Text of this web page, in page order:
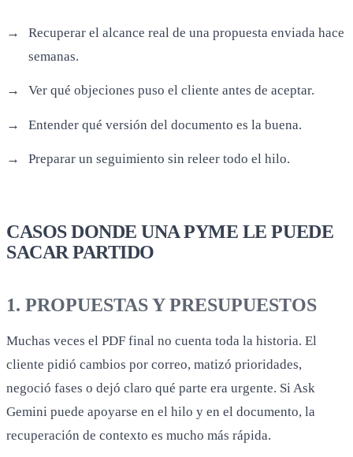
Recuperar el alcance real de una propuesta enviada hace
semanas.
Ver qué objeciones puso el cliente antes de aceptar.
Entender qué versión del documento es la buena.
Preparar un seguimiento sin releer todo el hilo.
CASOS DONDE UNA PYME LE PUEDE
SACAR PARTIDO
1. PROPUESTAS Y PRESUPUESTOS
Muchas veces el PDF final no cuenta toda la historia. El
cliente pidió cambios por correo, matizó prioridades,
negoció fases o dejó claro qué parte era urgente. Si Ask
Gemini puede apoyarse en el hilo y en el documento, la
recuperación de contexto es mucho más rápida.